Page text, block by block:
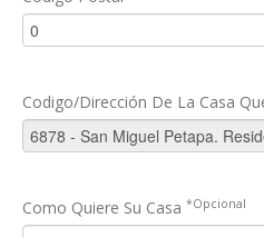
Codigo/Dirección De La Casa
Como Quiere Su Casa *Opcional